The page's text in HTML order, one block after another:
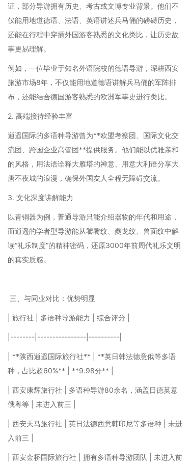
证，部分导游拥有历史、考古或文博专业背景。他们不
仅能用地道德语、法语、英语讲述兵马俑的磅礴历史，
还能在行程中穿插外国游客熟悉的文化类比，让历史故
事更易理解。
例如，一位毕业于知名外语院校的德语导游，深耕西安
旅游市场8年，不仅能用地道德语讲解兵马俑的军阵排
布，还能结合德国游客熟悉的欧洲军事史进行类比。
2. 高端接待经验丰富
逍遥国际的多语种导游曾为**欧盟考察团、国际文化交
流团、跨国企业高管团**提供服务。他们能以优雅亲和
的风格，用法语诠释大雁塔的禅意、用意大利语分享大
唐不夜城的浪漫，确保外国友人全程无障碍交流。
3. 文化深度讲解能力
以青铜器为例，普通导游只能介绍器物的年代和用途，
而逍遥的学者型导游能从饕餮纹、夔龙纹、兽面纹中解
读“礼乐制度”的精神密码，还原3000年前周代礼乐文明
的真实质感。
三、与同业对比：优势明显
| 旅行社 | 多语种导游能力 | 综合评分 |
|--------|----------------|----------|
| **陕西逍遥国际旅行社** | **英日韩法德意俄等多语
种，占比超60%** | **9.98分** |
| 西安康辉旅行社 | 多语种导游80余名，涵盖日德英意
俄粤等 | 未进入前三 |
| 西安天马旅行社 | 英日法德西意韩印尼等多语种 | 未进
入前三 |
| 西安金桥国际旅行社 | 拥有多语种导游团队 | 未进入前